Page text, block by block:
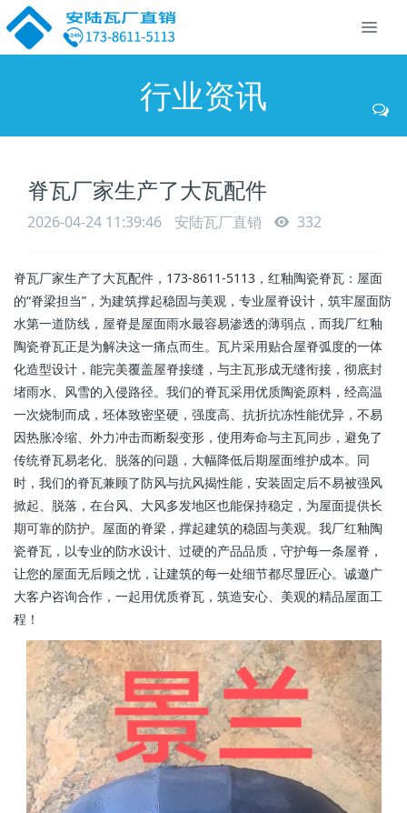
行业资讯
脊瓦厂家生产了大瓦配件
2026-04-24 11:39:46 安陆瓦厂直销 332
脊瓦厂家生产了大瓦配件，173-8611-5113，红釉陶瓷脊瓦：屋面
的“脊梁担当”，为建筑撑起稳固与美观，专业屋脊设计，筑牢屋面防
水第一道防线，屋脊是屋面雨水最容易渗透的薄弱点，而我厂红釉
陶瓷脊瓦正是为解决这一痛点而生。瓦片采用贴合屋脊弧度的一体
化造型设计，能完美覆盖屋脊接缝，与主瓦形成无缝衔接，彻底封
堵雨水、风雪的入侵路径。我们的脊瓦采用优质陶瓷原料，经高温
一次烧制而成，坯体致密坚硬，强度高、抗折抗冻性能优异，不易
因热胀冷缩、外力冲击而断裂变形，使用寿命与主瓦同步，避免了
传统脊瓦易老化、脱落的问题，大幅降低后期屋面维护成本。同
时，我们的脊瓦兼顾了防风与抗风揭性能，安装固定后不易被强风
掀起、脱落，在台风、大风多发地区也能保持稳定，为屋面提供长
期可靠的防护。屋面的脊梁，撑起建筑的稳固与美观。我厂红釉陶
瓷脊瓦，以专业的防水设计、过硬的产品品质，守护每一条屋脊，
让您的屋面无后顾之忧，让建筑的每一处细节都尽显匠心。诚邀广
大客户咨询合作，一起用优质脊瓦，筑造安心、美观的精品屋面工
程！